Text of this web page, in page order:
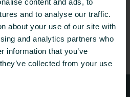
and to analyse our traffic.
about your use of our site with
and analytics partners who
information that you’ve
collected from your use
specifikāciju
arhitekts, plānotājs,
lietotājs, izvēlieties
izskatīsim jūsu